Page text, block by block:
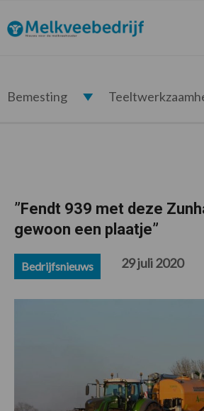
de
hoofdnavigatie
de
hoofd
de
eerste
de
voettekst
Melkveebedrijf.nl
Bemesting
”Fendt 939 met deze
gewoon een plaatje”
Bedrijfsnieuws 29 juli 2020